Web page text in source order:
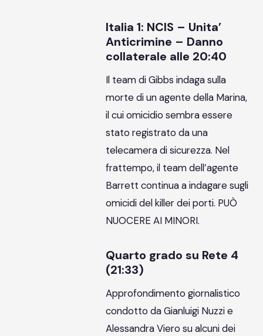
Italia 1: NCIS – Unita’
Anticrimine – Danno
collaterale alle 20:40
Il team di Gibbs indaga sulla
morte di un agente della Marina,
il cui omicidio sembra essere
stato registrato da una
telecamera di sicurezza. Nel
frattempo, il team dell’agente
Barrett continua a indagare sugli
omicidi del killer dei porti. PUÒ
NUOCERE AI MINORI.
Quarto grado su Rete 4
(21:33)
Approfondimento giornalistico
condotto da Gianluigi Nuzzi e
Alessandra Viero su alcuni dei